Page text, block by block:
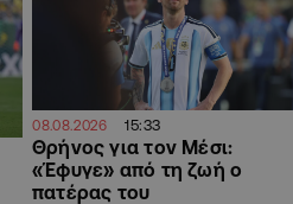
08.08.2026 15:33
Θρήνος για τον Μέσι:
«Έφυγε» από τη ζωή ο
πατέρας του